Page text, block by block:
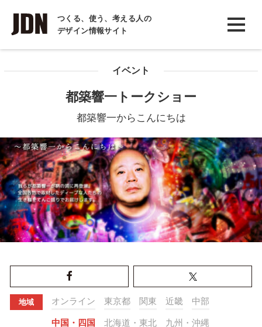
つくる、使う、考える人の
デザイン情報サイト
INTERVIEW
インタビュー
COLUMN
イベント
都築響一トークショー
都築響一からこんにちは
地域 オンライン 東京都 関東 近畿 中部
中国・四国 北海道・東北 九州・沖縄